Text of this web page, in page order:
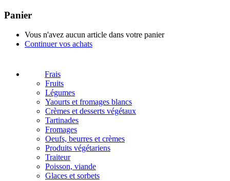
Panier
Vous n'avez aucun article dans votre panier
Continuer vos achats
Frais
Fruits
Légumes
Yaourts et fromages blancs
Crèmes et desserts végétaux
Tartinades
Fromages
Oeufs, beurres et crèmes
Produits végétariens
Traiteur
Poisson, viande
Glaces et sorbets